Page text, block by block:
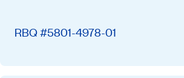
RBQ #5801-4978-01